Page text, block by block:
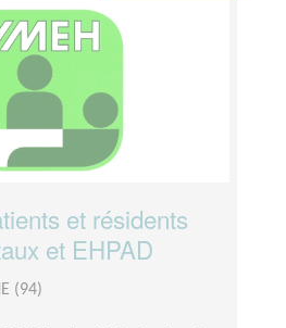
et résidents
et EHPAD
(94)